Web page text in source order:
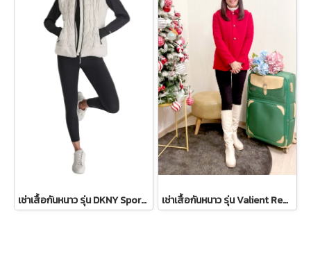
เช่าเสื้อกันหนาว รุ่น DKNY Sport Sherpa-Trim Puffer Vest - Ivory WINTERCLOTHFA0151 เช่าเสื้อกันหนาว รุ่น Valient Red PeaCoat 2110GCL1689FARE1